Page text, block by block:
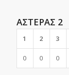
ΑΣΤΕΡΑΣ 2
1 2 3
0 0 0